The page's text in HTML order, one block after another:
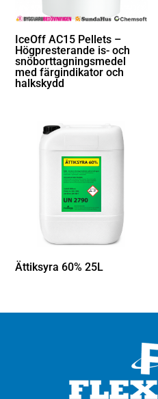
IceOff AC15 Pellets –
Högpresterande is- och
snöborttagningsmedel
med färgindikator och
halkskydd
Ättiksyra 60% 25L